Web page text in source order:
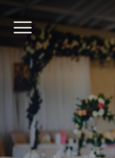
qua
nội
dung